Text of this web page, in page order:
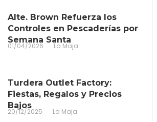
Alte. Brown Refuerza los
Controles en Pescaderías por
Semana Santa
01/04/2026 La Maja
Turdera Outlet Factory:
Fiestas, Regalos y Precios
Bajos
20/12/2025 La Maja